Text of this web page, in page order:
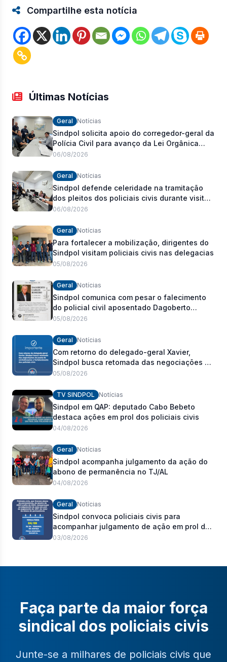
Compartilhe esta notícia
Últimas Notícias
Geral Notícias
Sindpol solicita apoio do corregedor-geral da
Polícia Civil para avanço da Lei Orgânica
Estadual
06/08/2026
Geral Notícias
Sindpol defende celeridade na tramitação
dos pleitos dos policiais civis durante visita
às delegacias
06/08/2026
Geral Notícias
Para fortalecer a mobilização, dirigentes do
Sindpol visitam policiais civis nas delegacias
05/08/2026
Geral Notícias
Sindpol comunica com pesar o falecimento
do policial civil aposentado Dagoberto
Carlos Romeiro
05/08/2026
Geral Notícias
Com retorno do delegado-geral Xavier,
Sindpol busca retomada das negociações da
pauta de reivindicações e fortalecimento dos
05/08/2026
TV SINDPOL Notícias
Sindpol em QAP: deputado Cabo Bebeto
destaca ações em prol dos policiais civis
04/08/2026
Geral Notícias
Sindpol acompanha julgamento da ação do
abono de permanência no TJ/AL
04/08/2026
Geral Notícias
Sindpol convoca policiais civis para
acompanhar julgamento de ação em prol do
pagamento de 100% do abono de
03/08/2026
Faça parte da maior força
sindical dos policiais civis
Junte-se a milhares de policiais civis que